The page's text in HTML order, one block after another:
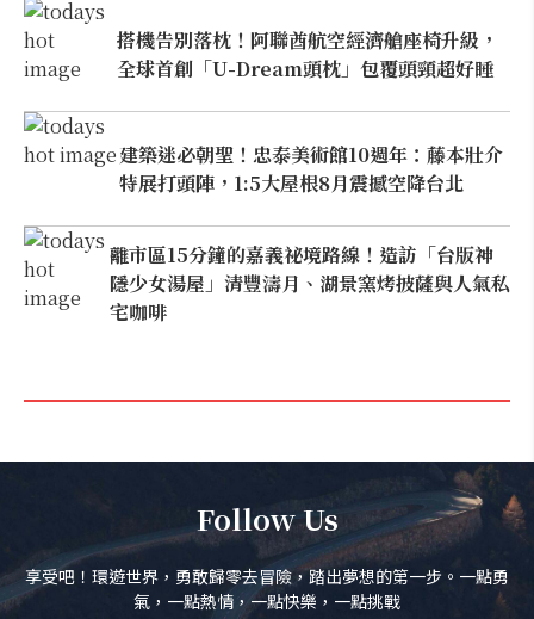
搭機告別落枕！阿聯酋航空經濟艙座椅升級，
全球首創「U-Dream頭枕」包覆頭頸超好睡
建築迷必朝聖！忠泰美術館10週年：藤本壯介
特展打頭陣，1:5大屋根8月震撼空降台北
離市區15分鐘的嘉義祕境路線！造訪「台版神
隱少女湯屋」清豐濤月、湖景窯烤披薩與人氣私
宅咖啡
Follow Us
享受吧！環遊世界，勇敢歸零去冒險，踏出夢想的第一步。一點勇
氣，一點熱情，一點快樂，一點挑戰